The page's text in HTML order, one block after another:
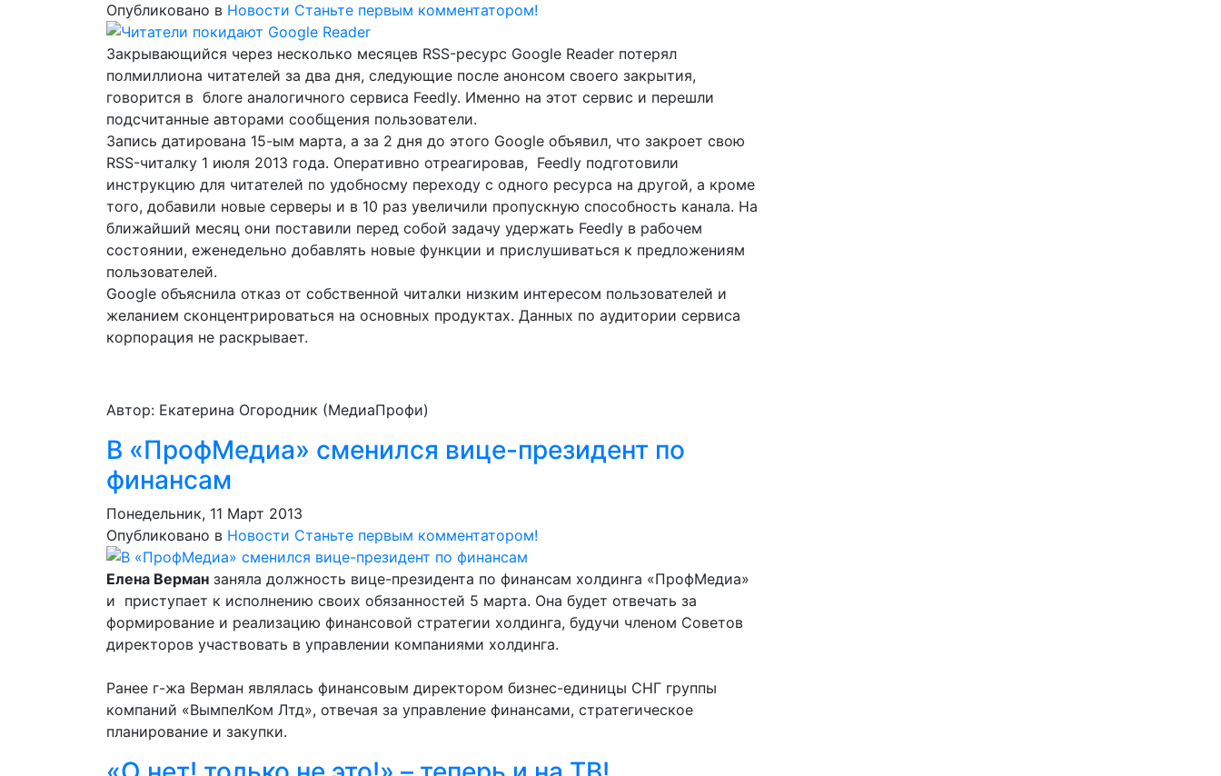
Опубликовано в Новости Станьте первым комментатором!
Закрывающийся через несколько месяцев RSS-ресурс Google Reader потерял
полмиллиона читателей за два дня, следующие после анонсом своего закрытия,
говорится в блоге аналогичного сервиса Feedly. Именно на этот сервис и перешли
подсчитанные авторами сообщения пользователи.
Запись датирована 15-ым марта, а за 2 дня до этого Google объявил, что закроет свою
RSS-читалку 1 июля 2013 года. Оперативно отреагировав, Feedly подготовили
инструкцию для читателей по удобносму переходу с одного ресурса на другой, а кроме
того, добавили новые серверы и в 10 раз увеличили пропускную способность канала. На
ближайший месяц они поставили перед собой задачу удержать Feedly в рабочем
состоянии, еженедельно добавлять новые функции и прислушиваться к предложениям
пользователей.
Google объяснила отказ от собственной читалки низким интересом пользователей и
желанием сконцентрироваться на основных продуктах. Данных по аудитории сервиса
корпорация не раскрывает.
Автор: Екатерина Огородник (МедиаПрофи)
В «ПрофМедиа» сменился вице-президент по
финансам
Понедельник, 11 Март 2013
Опубликовано в Новости Станьте первым комментатором!
Елена Верман заняла должность вице-президента по финансам холдинга «ПрофМедиа»
и приступает к исполнению своих обязанностей 5 марта. Она будет отвечать за
формирование и реализацию финансовой стратегии холдинга, будучи членом Советов
директоров участвовать в управлении компаниями холдинга.
Ранее г-жа Верман являлась финансовым директором бизнес-единицы СНГ группы
компаний «ВымпелКом Лтд», отвечая за управление финансами, стратегическое
планирование и закупки.